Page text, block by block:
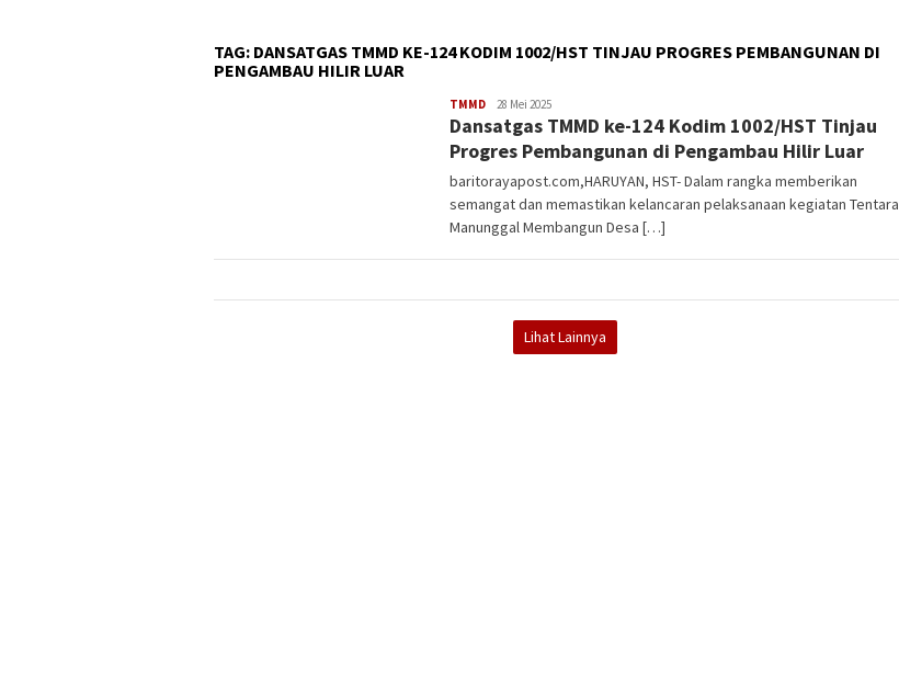
TAG: DANSATGAS TMMD KE-124 KODIM 1002/HST TINJAU PROGRES PEMBANGUNAN DI
PENGAMBAU HILIR LUAR
TMMDadminbrp
28 Mei 2025
Dansatgas TMMD ke-124 Kodim 1002/HST Tinjau
Progres Pembangunan di Pengambau Hilir Luar
baritorayapost.com,HARUYAN, HST- Dalam rangka memberikan
semangat dan memastikan kelancaran pelaksanaan kegiatan Tentara
Manunggal Membangun Desa […]
Lihat Lainnya